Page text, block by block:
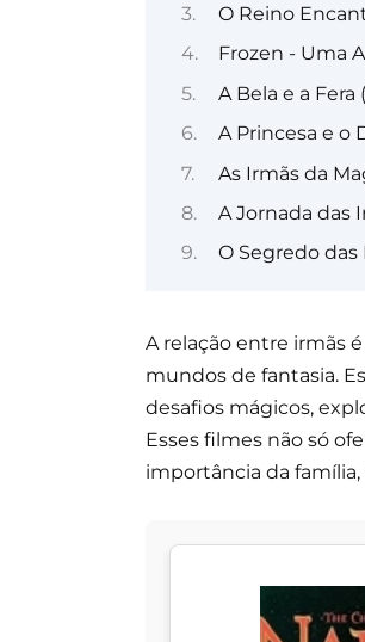
O Reino
Frozen - Uma
A Bela e a Fera
A Princesa e o
As Irmãs da
A Jornada das
O Segredo das
A relação entre irmãs
mundos de fantasia.
desafios mágicos,
Esses filmes não só
importância da